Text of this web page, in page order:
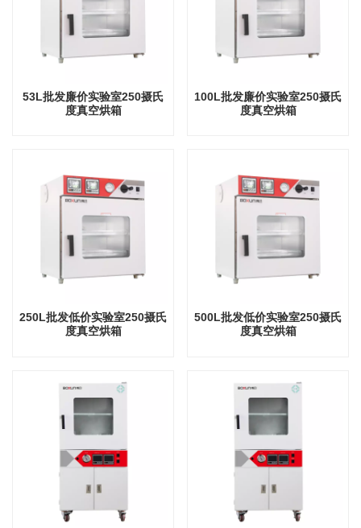
53L批发廉价实验室250摄氏
度真空烘箱
100L批发廉价实验室250摄氏
度真空烘箱
250L批发低价实验室250摄氏
度真空烘箱
500L批发低价实验室250摄氏
度真空烘箱